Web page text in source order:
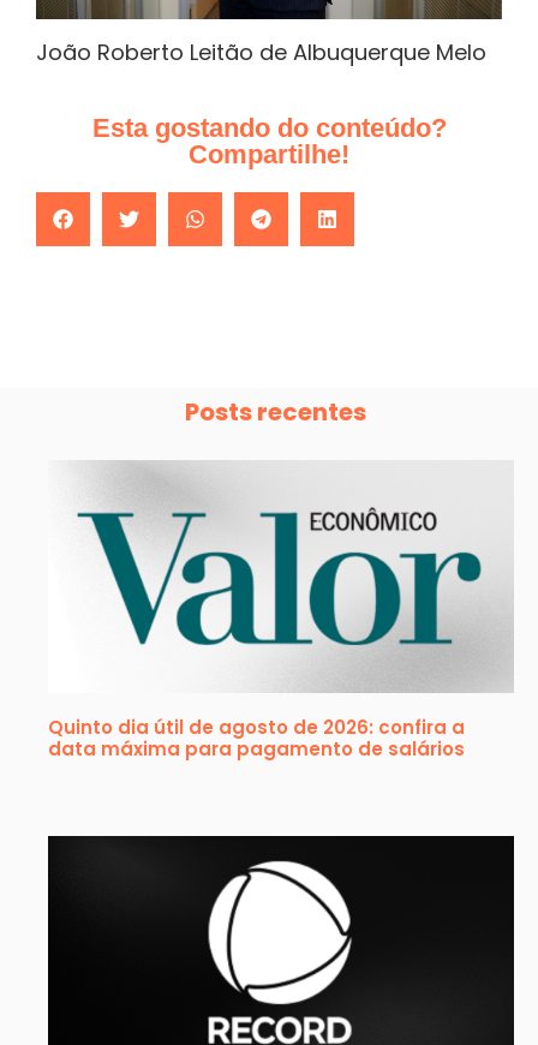
João Roberto Leitão de Albuquerque Melo
Esta gostando do conteúdo?
Compartilhe!
Posts recentes
Quinto dia útil de agosto de 2026: confira a
data máxima para pagamento de salários